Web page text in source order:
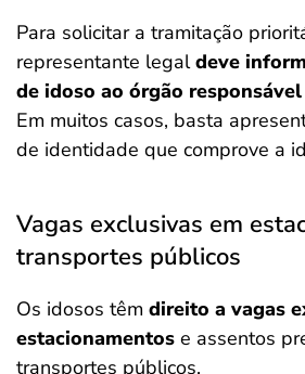
Para solicitar a tramitação
representante legaldeve
de idoso ao órgão
Em muitos casos, basta
de identidade que comprove a
Vagas exclusivas em
transportes públicos
Os idosos têm direito a vagas
estacionamentos e assentos
transportes públicos.